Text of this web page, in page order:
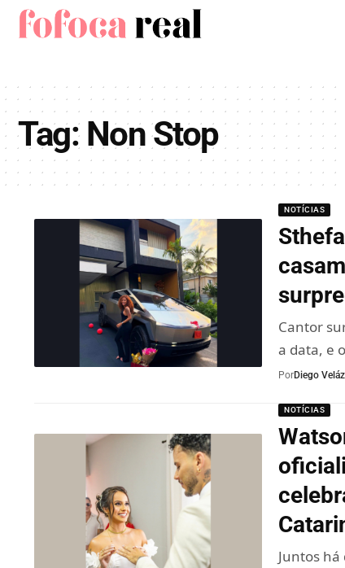
Tag: Non Stop
NOTÍCIAS
Cantor
a data, e
PorDiego
NOTÍCIAS
Juntos